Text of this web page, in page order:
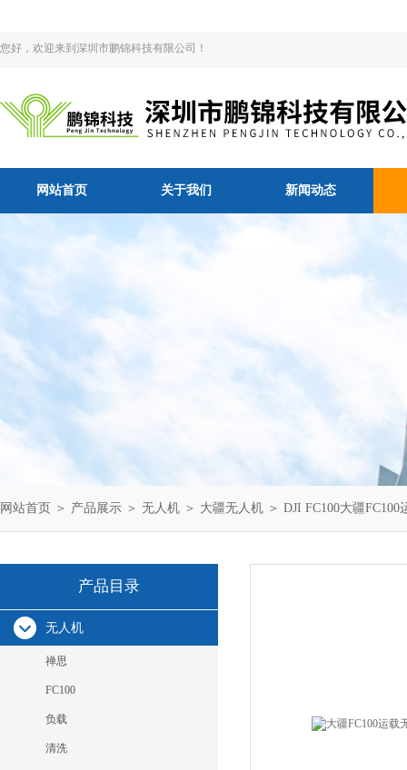
您好，欢迎来到深圳市鹏锦科技有限公司！
网站首页 关于我们 新闻动态
网站首页 ＞ 产品展示 ＞ 无人机 ＞ 大疆无人机 ＞ DJI FC100大疆
产品目录
无人机
禅思
FC100
负载
清洗